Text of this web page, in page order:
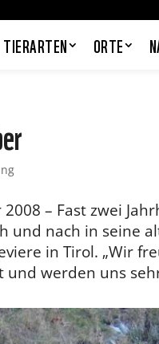
TIERARTEN ORTE
– Fast zwei
und nach in seine
in Tirol. „Wir
und werden uns